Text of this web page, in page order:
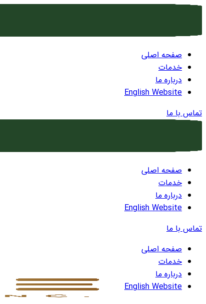
صفحه اصلی
خدمات
درباره ما
English Website
تماس با ما
صفحه اصلی
خدمات
درباره ما
English Website
تماس با ما
صفحه اصلی
خدمات
درباره ما
English Website